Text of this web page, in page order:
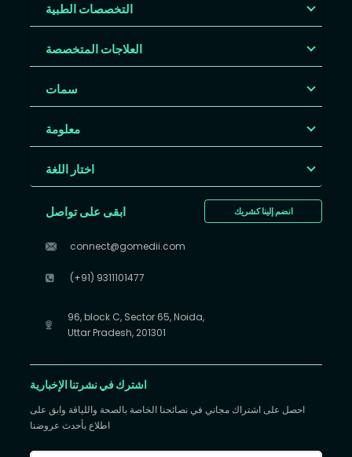
التخصصات الطبية
العلاجات المتخصصة
سمات
معلومة
اختار اللغة
انضم إلينا كشريك ابقى على تواصل
connect@gomedii.com
(+91) 9311101477
96, block C, Sector 65, Noida,
Uttar Pradesh, 201301
اشترك في نشرتنا الإخبارية
احصل على اشتراك مجاني في نصائحنا الخاصة بالصحة واللياقة وابق على
اطلاع بأحدث عروضنا